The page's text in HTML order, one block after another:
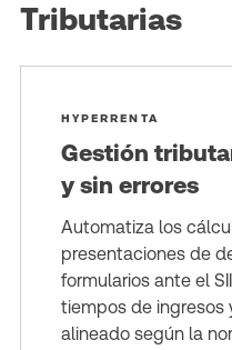
Tributarias
HYPERRENTA
Gestión
y sin errores
Automatiza los
presentaciones de
formularios ante el
tiempos de ingresos
alineado según la